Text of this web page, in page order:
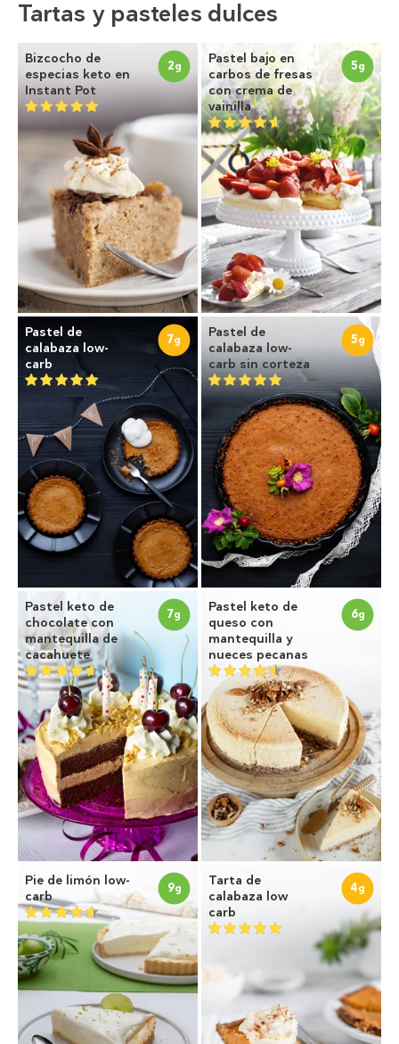
Tartas y pasteles dulces
Bizcocho de
especias keto en
Instant Pot
2g
Pastel bajo en
carbos de fresas
con crema de
vainilla
5g
Pastel de
calabaza low-
carb
7g
Pastel de
calabaza low-
carb sin corteza
5g
Pastel keto de
chocolate con
mantequilla de
cacahuete
7g
Pastel keto de
queso con
mantequilla y
nueces pecanas
6g
Pie de limón low-
carb
9g
Tarta de
calabaza low
carb
4g